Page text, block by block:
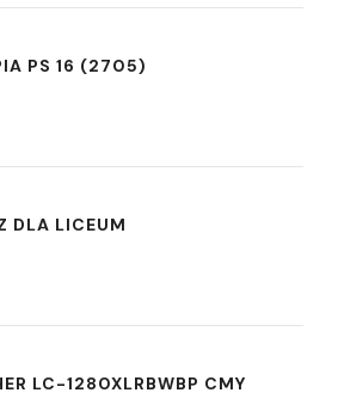
PS 16 (2705)
DLA LICEUM
LC-1280XLRBWBP CMY